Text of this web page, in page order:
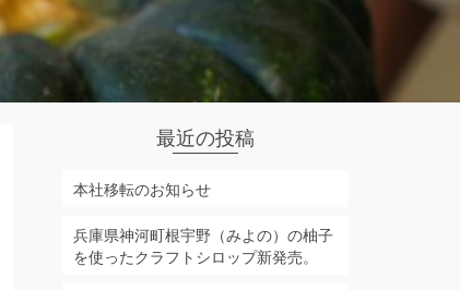
最近の投稿
本社移転のお知らせ
兵庫県神河町根宇野（みよの）の柚子
を使ったクラフトシロップ新発売。